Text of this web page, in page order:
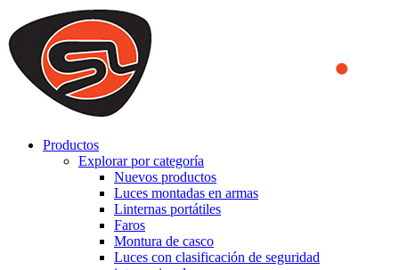
We use cookies to ensure that we provide you the best experience
on our website. By continuing to browse this website, you accept
that cookies are used to help us analyze how the website is used and
to offer you a better experience. To learn more or to find out how
you can disable cookies, you can access our
Productos
Explorar por categoría
Nuevos productos
Luces montadas en armas
Linternas portátiles
Faros
Montura de casco
Luces con clasificación de seguridad